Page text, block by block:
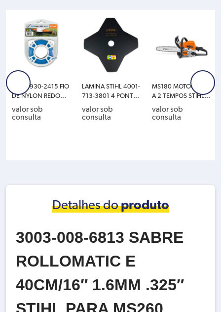
0000-930-2415 FIO
DE NYLON REDOND
O SILICONE 1.60M
M X 19M STIHL P/ FS
valor sob
consulta
LAMINA STIHL 4001-
713-3801 4 PONTAS
GSB230-4 PARA RO
CADEIRA KA85R/K
valor sob
consulta
MS180 MOTOSSERR
A 2 TEMPOS STIHL 1
130-200-0496 SAB
RE 35CM/14″ 61PM
valor sob
consulta
Detalhes doproduto
3003-008-6813 SABRE
ROLLOMATIC E
40CM/16″ 1.6MM .325″